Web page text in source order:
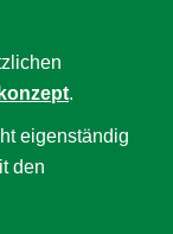
.
eigenständig
den